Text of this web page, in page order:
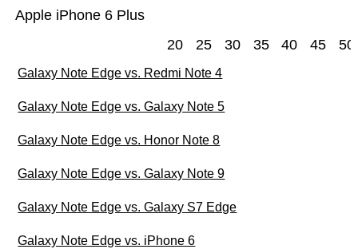
Apple iPhone 6 Plus
20 25 30 35 40 45 50
Galaxy Note Edge vs. Redmi Note 4
Galaxy Note Edge vs. Galaxy Note 5
Galaxy Note Edge vs. Honor Note 8
Galaxy Note Edge vs. Galaxy Note 9
Galaxy Note Edge vs. Galaxy S7 Edge
Galaxy Note Edge vs. iPhone 6